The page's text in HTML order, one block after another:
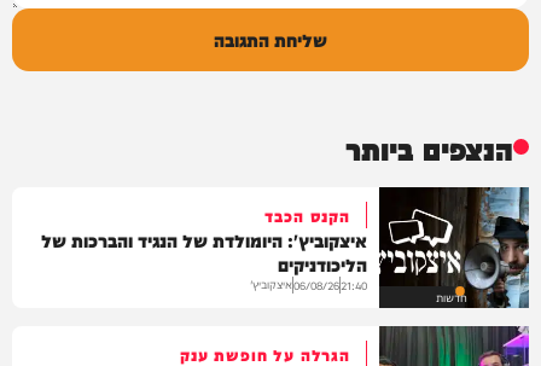
שליחת התגובה
הנצפים ביותר
חדשות
הקנס הכבד
איצקוביץ': היומולדת של הנגיד והברכות של
הליכודניקים
21:40
06/08/26איצקוביץ'
הגרלה על חופשת ענק